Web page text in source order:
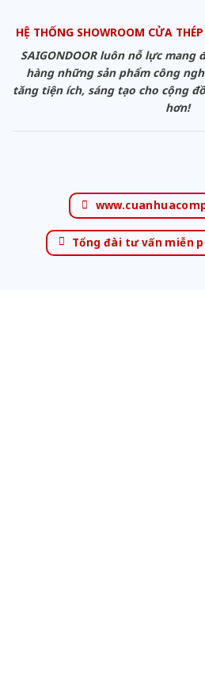
HỆ THỐNG SHOWROOM CỬA
SAIGONDOOR luôn nỗ lực mang
hàng những sản phẩm công
tăng tiện ích, sáng tạo cho cộng
hơn!
Tổng đài tư vấn miễn